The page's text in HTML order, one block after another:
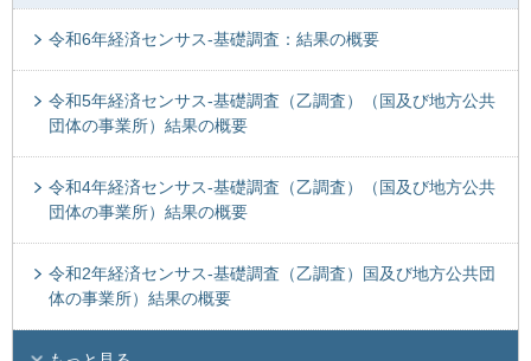
令和6年経済センサス-基礎調査：結果の概要
令和5年経済センサス-基礎調査（乙調査）（国及び地方公共
団体の事業所）結果の概要
令和4年経済センサス-基礎調査（乙調査）（国及び地方公共
団体の事業所）結果の概要
令和2年経済センサス-基礎調査（乙調査）国及び地方公共団
体の事業所）結果の概要